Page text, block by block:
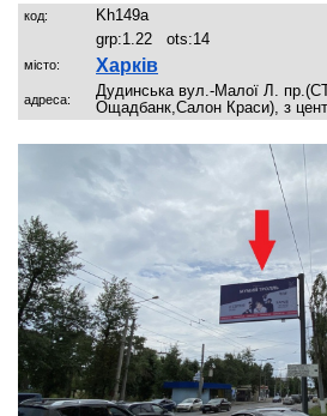
код:
Kh149a
grp:1.22 ots:14
місто: Харків
адреса:
Дудинська вул.-Малої Л.
Ощадбанк,Салон Краси), з